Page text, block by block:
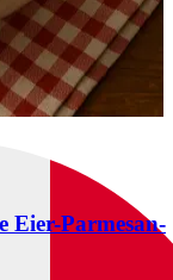
Eier-Parmesan-